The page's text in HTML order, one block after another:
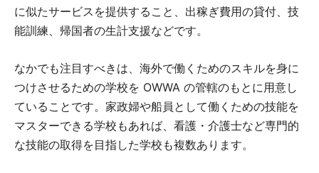
に似たサービスを提供すること、出稼ぎ費用の貸付、技
能訓練、帰国者の生計支援などです。
なかでも注目すべきは、海外で働くためのスキルを身に
つけさせるための学校を OWWA の管轄のもとに用意し
ていることです。家政婦や船員として働くための技能を
マスターできる学校もあれば、看護・介護士など専門的
な技能の取得を目指した学校も複数あります。